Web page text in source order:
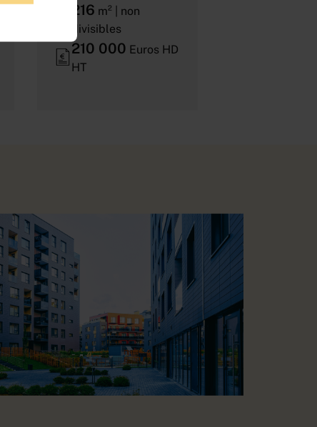
216 m² | non
divisibles
210 000 Euros HD
HT